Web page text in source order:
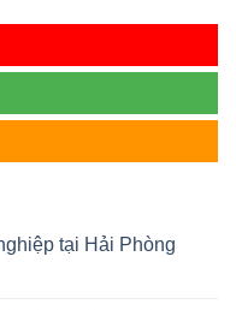
tại Hải Phòng